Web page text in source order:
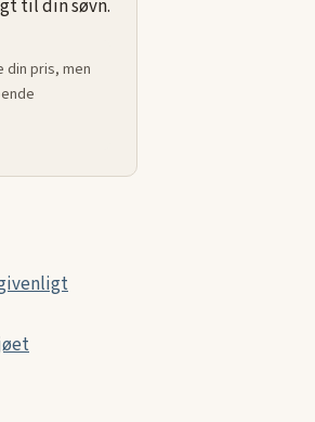
til din søvn.
din pris, men